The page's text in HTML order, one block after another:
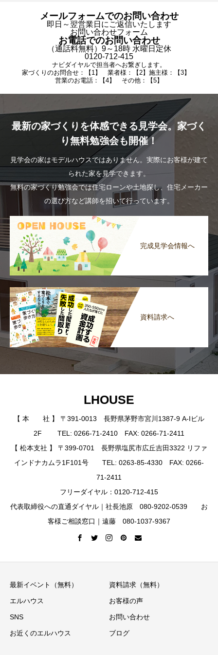
メールフォームでのお問い合わせ
即日～翌営業日にご返信いたします
お問い合わせフォーム
お電話でのお問い合わせ
（通話料無料）9～18時 水曜日定休
0120-712-415
ナビダイヤルで担当者へお繋ぎします。
家づくりのお問合せ：【1】 業者様：【2】施主様：【3】
営業のお電話：【4】 その他：【5】
最新の家づくりを体感できる見学会。家づく
り無料勉強会も開催！
見学会の家はモデルハウスではありません。実際にお客様が建て
られた家を見学できます。
無料の家づくり勉強会では住宅ローンや土地探し、住宅メーカー
の選び方など講師を招いて行っています。
完成見学会情報へ
資料請求へ
LHOUSE
【 本 社 】 〒391-0013 長野県茅野市宮川1387-9 A-Iビル
2F TEL: 0266-71-2410 FAX: 0266-71-2411
【 松本支社 】 〒399-0701 長野県塩尻市広丘吉田3322 リファ
インドナカムラ1F101号 TEL: 0263-85-4330 FAX: 0266-
71-2411
フリーダイヤル：0120-712-415
代表取締役への直通ダイヤル｜社長池原 080-9202-0539 お
客様ご相談窓口｜遠藤 080-1037-9367
最新イベント（無料） 資料請求（無料）
エルハウス お客様の声
SNS お問い合わせ
お近くのエルハウス ブログ